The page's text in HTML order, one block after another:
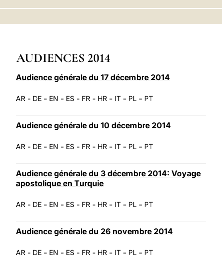
AUDIENCES 2014
Audience générale du 17 décembre 2014
AR - DE - EN - ES - FR - HR - IT - PL - PT
Audience générale du 10 décembre 2014
AR - DE - EN - ES - FR - HR - IT - PL - PT
Audience générale du 3 décembre 2014: Voyage
apostolique en Turquie
AR - DE - EN - ES - FR - HR - IT - PL - PT
Audience générale du 26 novembre 2014
AR - DE - EN - ES - FR - HR - IT - PL - PT